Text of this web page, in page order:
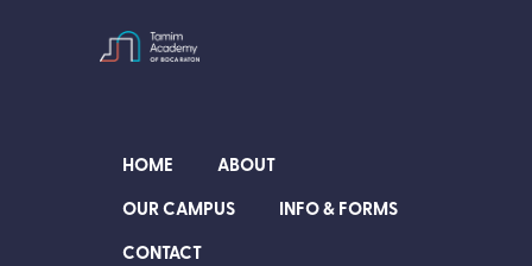
HOME
ABOUT
OUR CAMPUS
INFO & FORMS
CONTACT